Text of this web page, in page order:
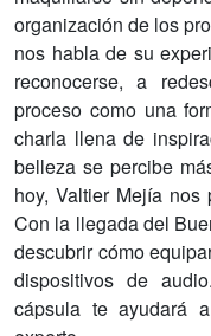
organización de los
nos habla de su
reconocerse, a
proceso como una
charla llena de
belleza se percibe
hoy, Valtier Mejía nos
Con la llegada del
descubrir cómo
dispositivos de
cápsula te ayudará